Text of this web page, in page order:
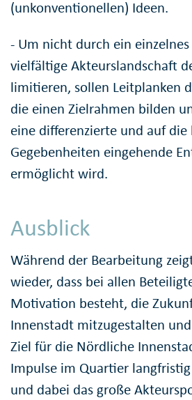
(unkonventionellen) Ideen.
- Um nicht durch ein
vielfältige Akteurslandschaft
limitieren, sollen Leitplanken
die einen Zielrahmen bilden
eine differenzierte und auf die
Gegebenheiten eingehende
ermöglicht wird.
Ausblick
Während der Bearbeitung
wieder, dass bei allen
Motivation besteht, die
Innenstadt mitzugestalten
Ziel für die Nördliche
Impulse im Quartier
und dabei das große